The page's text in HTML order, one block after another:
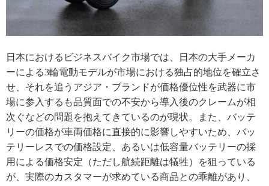
日本におけるビジネスバイク市場では、日本の大手メーカ
ーによる3輪電動モデルが市場における独占的地位を確立さ
せ、それを追うアジア・ブランドが価格優位性を武器に市
場に参入するも品質面での不安から導入後のクレームが相
次ぐなどの問題を抱えてきているのが現状。また、バッテ
リーの価格が車両価格に直接的に影響しやすいため、バッ
テリーレスでの価格設定、あるいは低容量バッテリーの採
用による価格安定（ただし航続距離は犠牲）を狙っている
が、実際のカスタマーが求めている商品との乖離があり、